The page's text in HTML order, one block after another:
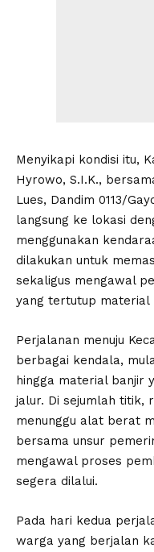
Menyikapi kondisi itu,
Hyrowo, S.I.K.,
Lues, Dandim 0113/
langsung ke lokasi
menggunakan
dilakukan untuk
sekaligus mengawal
yang tertutup material
Perjalanan menuju
berbagai kendala,
hingga material banjir
jalur. Di sejumlah titik,
menunggu alat berat
bersama unsur
mengawal proses
segera dilalui.
Pada hari kedua
warga yang berjalan